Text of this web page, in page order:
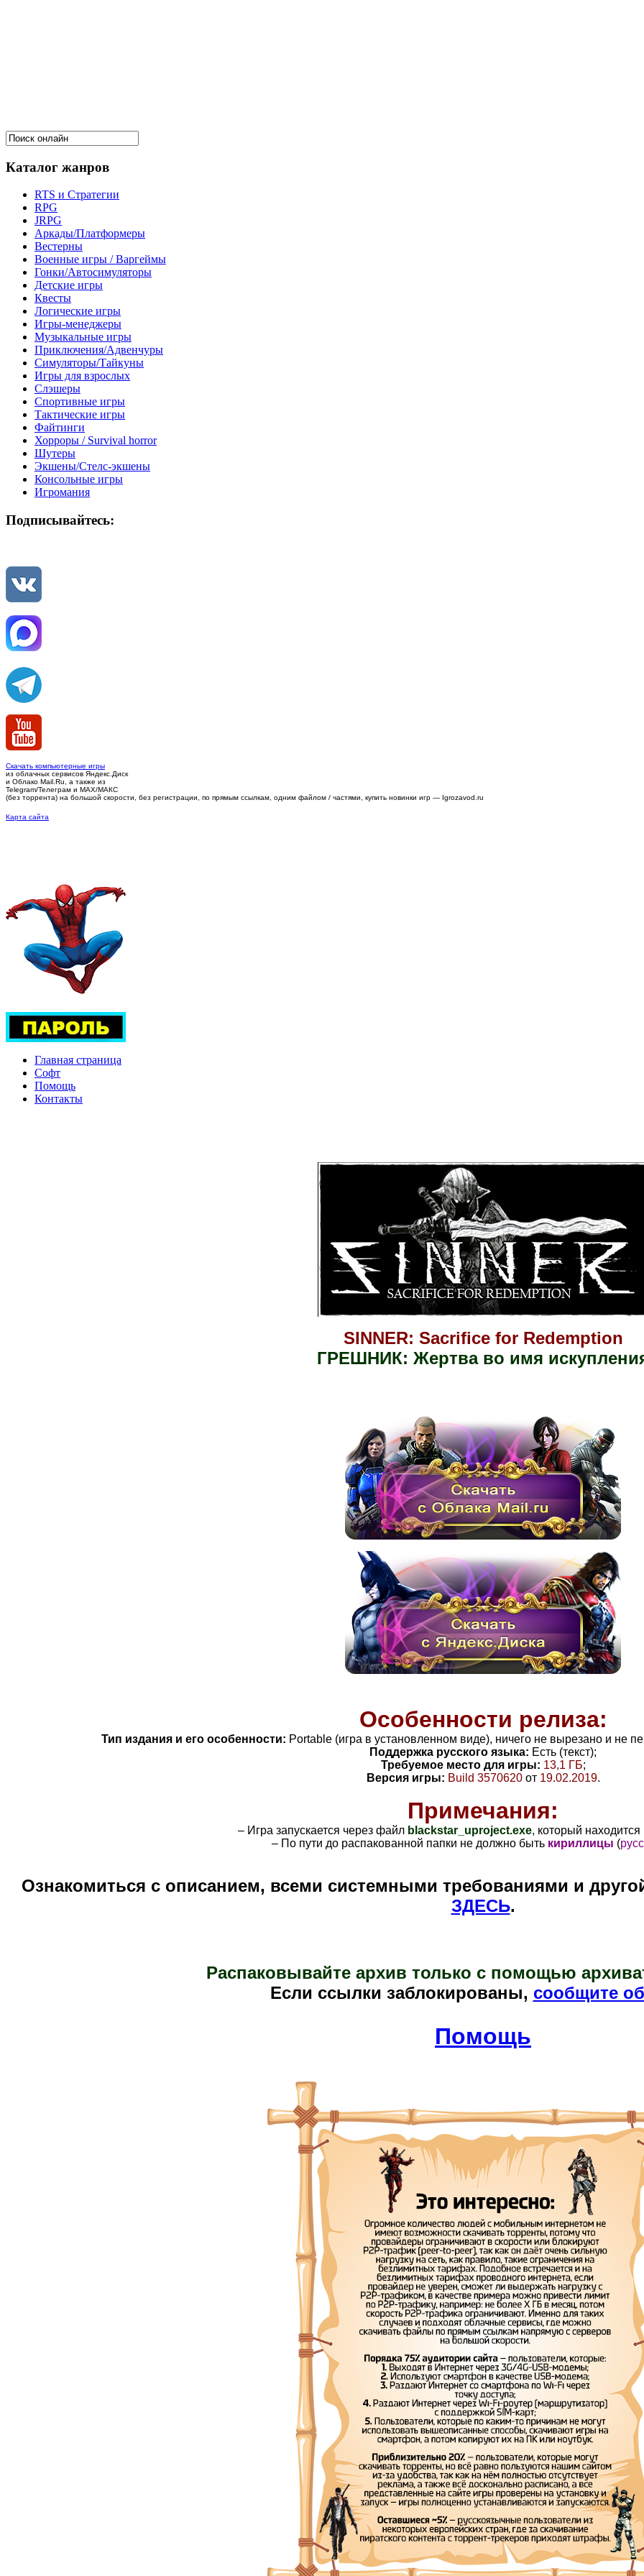
Каталог жанров
RTS и Стратегии
RPG
JRPG
Аркады/Платформеры
Вестерны
Военные игры / Варгеймы
Гонки/Автосимуляторы
Детские игры
Квесты
Логические игры
Игры-менеджеры
Музыкальные игры
Приключения/Адвенчуры
Симуляторы/Тайкуны
Игры для взрослых
Слэшеры
Спортивные игры
Тактические игры
Файтинги
Хорроры / Survival horror
Шутеры
Экшены/Стелс-экшены
Консольные игры
Игромания
Подписывайтесь:
Скачать компьютерные игры
из облачных сервисов Яндекс.Диск
и Облако Mail.Ru, а также из
Telegram/Телеграм и MAX/МАКС
(без торрента) на большой скорости, без регистрации, по прямым ссылкам, одним файлом / частями, купить новинки игр — Igrozavod.ru
Карта сайта
Главная страница
Софт
Помощь
Контакты
SINNER: Sacrifice for Redemption
ГРЕШНИК: Жертва во имя
Особенности релиза:
Тип издания и его особенности: Portable (игра в установленном виде), ничего не вырезано и не
Поддержка русского языка: Есть (текст);
Требуемое место для игры: 13,1 ГБ;
Версия игры: Build 3570620от 19.02.2019.
Примечания:
– Игра запускается через файл blackstar_uproject.exe, который
– По пути до распакованной папки не должно быть кириллицы (
Ознакомиться с описанием, всеми системными требованиями и
ЗДЕСЬ.
Распаковывайте архив только с помощью
Если ссылки заблокированы, сообщите
Помощь